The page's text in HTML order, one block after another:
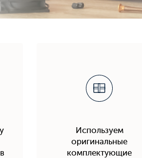
Используем
оригинальные
комплектующие